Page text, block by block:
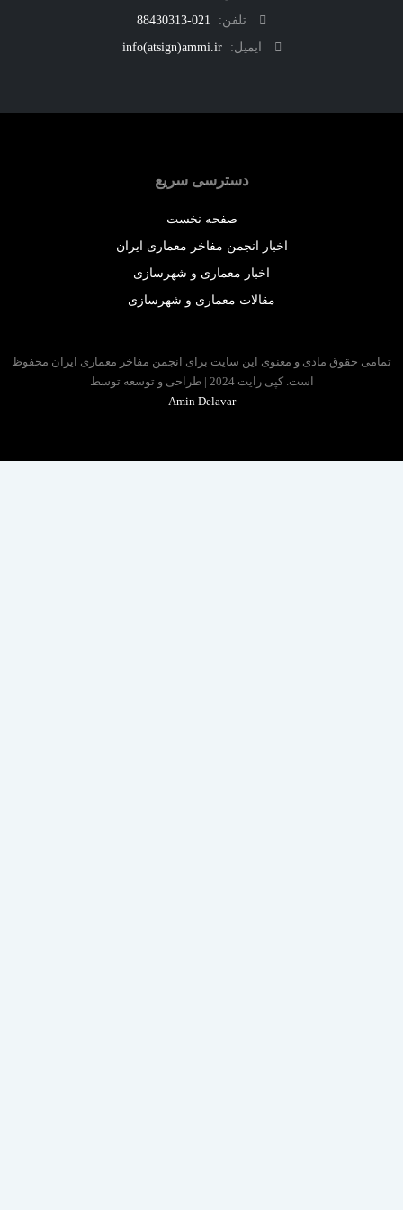
تلفن:
021-88430313
ایمیل:
info(atsign)ammi.ir
دسترسی سریع
صفحه نخست
اخبار انجمن مفاخر معماری ایران
اخبار معماری و شهرسازی
مقالات معماری و شهرسازی
حقوق مادی و معنوی این سایت برای انجمن مفاخر معماری ایران محفوظ
است. کپی رایت 2024 | طراحی و توسعه توسط
Amin Delavar